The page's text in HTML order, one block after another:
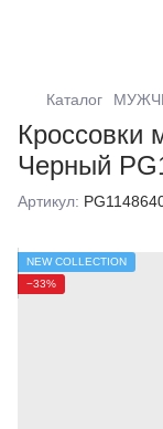
Каталог
Кроссовки
Черный
Артикул:
NEW COLLECTION
−33%